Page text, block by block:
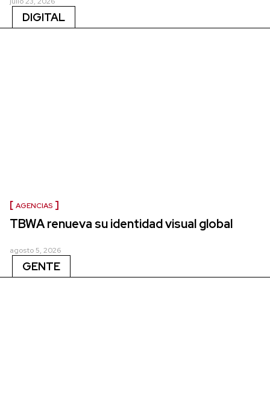
DIGITAL
AGENCIAS
TBWA renueva su identidad visual global
agosto 5, 2026
GENTE